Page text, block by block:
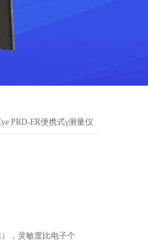
PRD-ER便携式γ测量仪
，灵敏度比电子个